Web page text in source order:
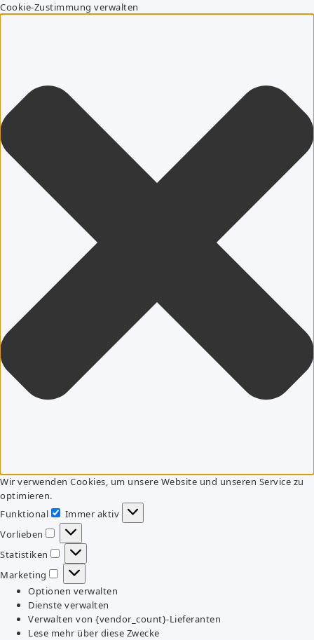
Cookie-Zustimmung verwalten
Wir verwenden Cookies, um unsere Website und unseren Service zu
optimieren.
Funktional
Funktional
Immer aktiv
Vorlieben
Vorlieben
Statistiken
Statistiken
Marketing
Marketing
Optionen verwalten
Dienste verwalten
Verwalten von {vendor_count}-Lieferanten
Lese mehr über diese Zwecke